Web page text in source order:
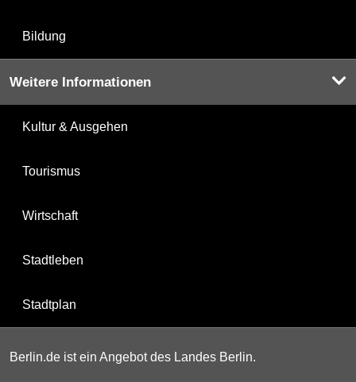
Bildung
Weitere Informationen
Kultur & Ausgehen
Tourismus
Wirtschaft
Stadtleben
Stadtplan
Berlin.de ist ein Angebot des Landes Berlin.